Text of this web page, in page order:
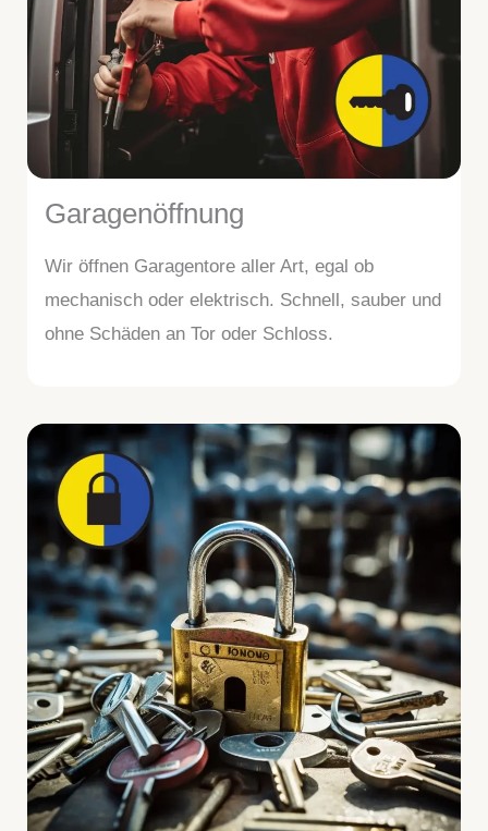
Garagenöffnung
Wir öffnen Garagentore aller Art, egal ob
mechanisch oder elektrisch. Schnell, sauber und
ohne Schäden an Tor oder Schloss.